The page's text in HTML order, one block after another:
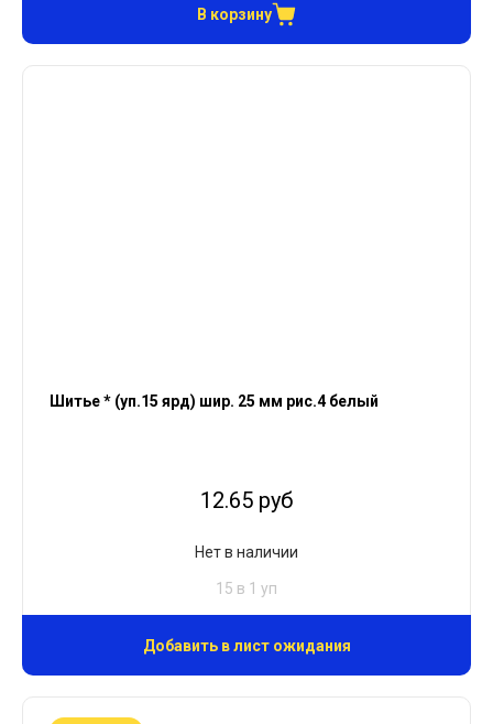
В корзину
Шитье * (уп.15 ярд) шир. 25 мм рис.4 белый
12.65 руб
Нет в наличии
15 в 1 уп
Добавить в лист ожидания